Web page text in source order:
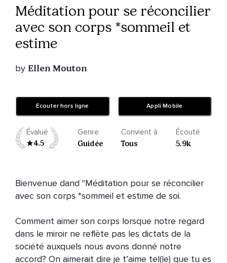
Méditation pour se réconcilier
avec son corps *sommeil et
estime
by Ellen Mouton
Ecouter hors ligne Appli Mobile
Évalué
4.5
Genre
Guidée
Convient à
Tous
Écouté
5.9k
Bienvenue dand "Méditation pour se réconcilier
avec son corps *sommeil et estime de soi.
Comment aimer son corps lorsque notre regard
dans le miroir ne reflète pas les dictats de la
société auxquels nous avons donné notre
accord? On aimerait dire je t’aime tel(le) que tu es